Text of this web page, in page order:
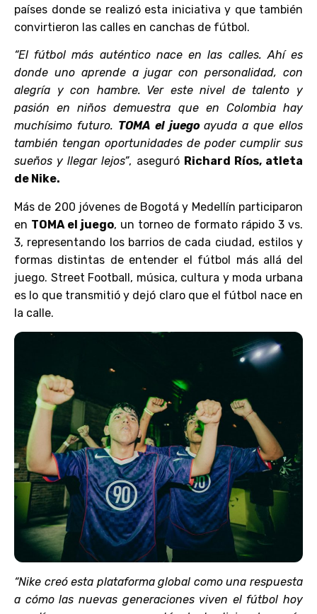
países donde se realizó esta iniciativa y que también
convirtieron las calles en canchas de fútbol.
“El fútbol más auténtico nace en las calles. Ahí es
donde uno aprende a jugar con personalidad, con
alegría y con hambre. Ver este nivel de talento y
pasión en niños demuestra que en Colombia hay
muchísimo futuro. TOMA el juegoayuda a que ellos
también tengan oportunidades de poder cumplir sus
sueños y llegar lejos”, aseguró Richard Ríos, atleta
de Nike.
Más de 200 jóvenes de Bogotá y Medellín participaron
en TOMA el juego, un torneo de formato rápido 3 vs.
3, representando los barrios de cada ciudad, estilos y
formas distintas de entender el fútbol más allá del
juego. Street Football, música, cultura y moda urbana
es lo que transmitió y dejó claro que el fútbol nace en
la calle.
“Nike creó esta plataforma global como una respuesta
a cómo las nuevas generaciones viven el fútbol hoy